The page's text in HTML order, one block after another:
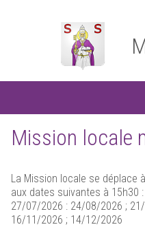
Mission locale
La Mission locale se déplace
aux dates suivantes à 15h30 :
27/07/2026 : 24/08/2026 ;
16/11/2026 ; 14/12/2026